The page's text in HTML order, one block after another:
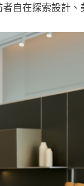
自在探索設計、